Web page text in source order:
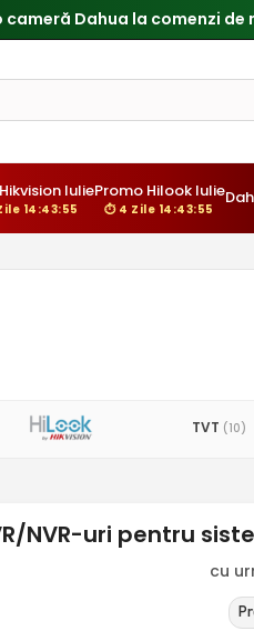
Iulie
14:43:54
Promo Hilook Iulie
⏱ 4 Zile 14:43:54
TVT (10)
NVR-uri pentru
cu